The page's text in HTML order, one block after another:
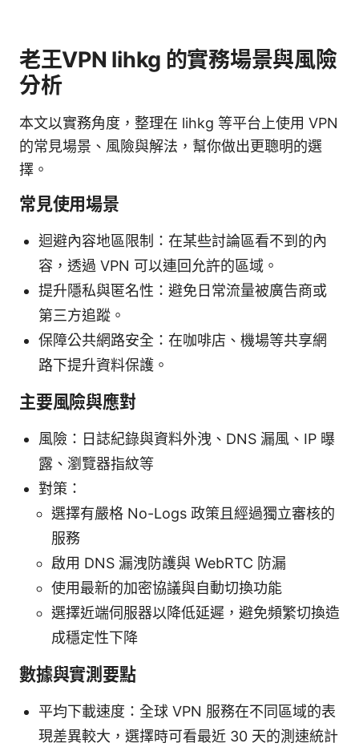
老王VPN lihkg 的實務場景與風險
分析
本文以實務角度，整理在 lihkg 等平台上使用 VPN
的常見場景、風險與解法，幫你做出更聰明的選
擇。
常見使用場景
迴避內容地區限制：在某些討論區看不到的內
容，透過 VPN 可以連回允許的區域。
提升隱私與匿名性：避免日常流量被廣告商或
第三方追蹤。
保障公共網路安全：在咖啡店、機場等共享網
路下提升資料保護。
主要風險與應對
風險：日誌紀錄與資料外洩、DNS 漏風、IP 曝
露、瀏覽器指紋等
對策：
選擇有嚴格 No-Logs 政策且經過獨立審核的
服務
啟用 DNS 漏洩防護與 WebRTC 防漏
使用最新的加密協議與自動切換功能
選擇近端伺服器以降低延遲，避免頻繁切換造
成穩定性下降
數據與實測要點
平均下載速度：全球 VPN 服務在不同區域的表
現差異較大，選擇時可看最近 30 天的測速統計